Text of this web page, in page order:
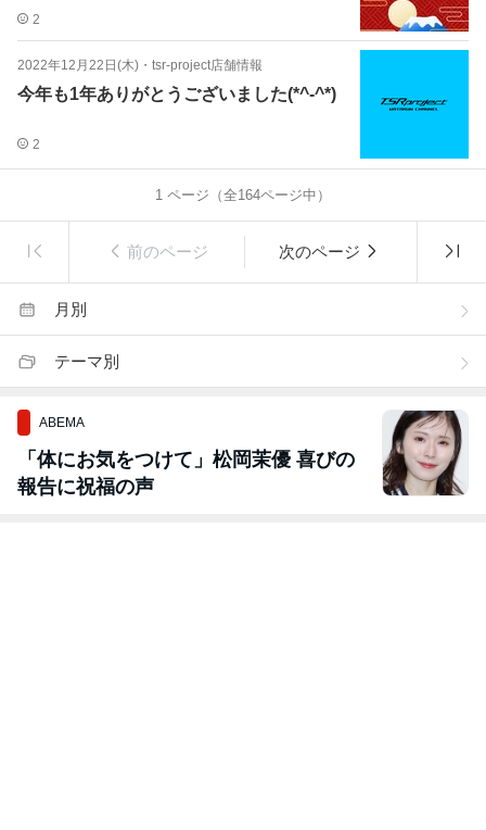
2
2022年12月22日(木) ・ tsr-project店舗情報
今年も1年ありがとうございました(*^-^*)
2
1 ページ（全164ページ中）
前のページ 次のページ
月別
テーマ別
ABEMA
「体にお気をつけて」松岡茉優 喜びの
報告に祝福の声